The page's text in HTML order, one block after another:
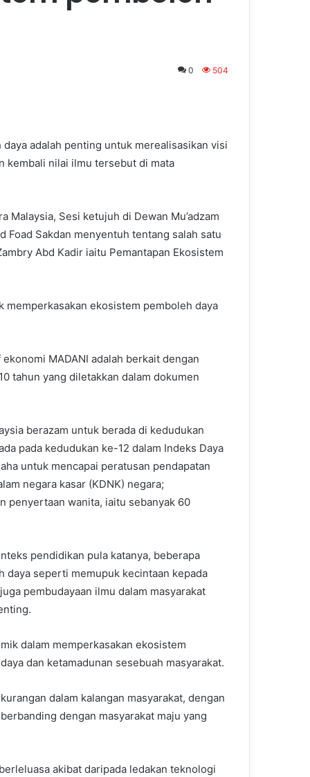
0 504
adalah penting untuk merealisasikan visi
kembali nilai ilmu tersebut di mata
Sesi ketujuh di Dewan Mu’adzam
Foad Sakdan menyentuh tentang salah satu
Abd Kadir iaitu Pemantapan Ekosistem
memperkasakan ekosistem pemboleh daya
MADANI adalah berkait dengan
tahun yang diletakkan dalam dokumen
berazam untuk berada di kedudukan
pada kedudukan ke-12 dalam Indeks Daya
untuk mencapai peratusan pendapatan
negara kasar (KDNK) negara;
penyertaan wanita, iaitu sebanyak 60
pendidikan pula katanya, beberapa
daya seperti memupuk kecintaan kepada
pembudayaan ilmu dalam masyarakat
dalam memperkasakan ekosistem
dan ketamadunan sesebuah masyarakat.
dalam kalangan masyarakat, dengan
dengan masyarakat maju yang
akibat daripada ledakan teknologi